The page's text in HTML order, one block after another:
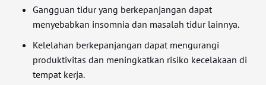
Gangguan tidur yang berkepanjangan dapat
menyebabkan insomnia dan masalah tidur lainnya.
Kelelahan berkepanjangan dapat mengurangi
produktivitas dan meningkatkan risiko kecelakaan di
tempat kerja.